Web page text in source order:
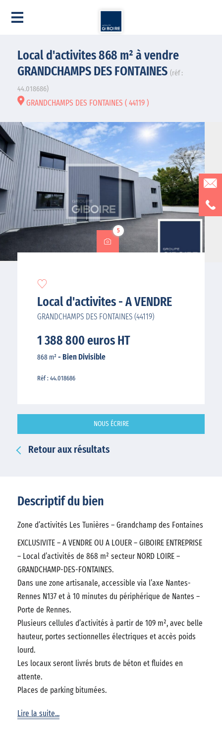
Local d'activites 868 m² à vendre
GRANDCHAMPS DES FONTAINES (réf :
44.018686)
GRANDCHAMPS DES FONTAINES ( 44119 )
5
Local d'activites - A VENDRE
GRANDCHAMPS DES FONTAINES (44119)
1 388 800 euros HT
868 m² - Bien Divisible
Réf : 44.018686
NOUS ÉCRIRE
Retour aux résultats
Descriptif du bien
Zone d’activités Les Tunières – Grandchamp des Fontaines
EXCLUSIVITE – A VENDRE OU A LOUER – GIBOIRE ENTREPRISE
– Local d’activités de 868 m² secteur NORD LOIRE –
GRANDCHAMP-DES-FONTAINES.
Dans une zone artisanale, accessible via l’axe Nantes-
Rennes N137 et à 10 minutes du périphérique de Nantes –
Porte de Rennes.
Plusieurs cellules d’activités à partir de 109 m², avec belle
hauteur, portes sectionnelles électriques et accès poids
lourd.
Les locaux seront livrés bruts de béton et fluides en
attente.
Places de parking bitumées.
Lire la suite...